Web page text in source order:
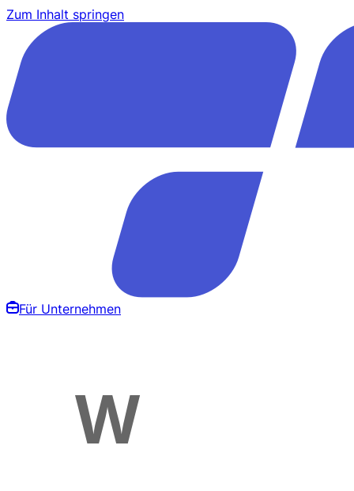
Zum Inhalt springen
Für Unternehmen